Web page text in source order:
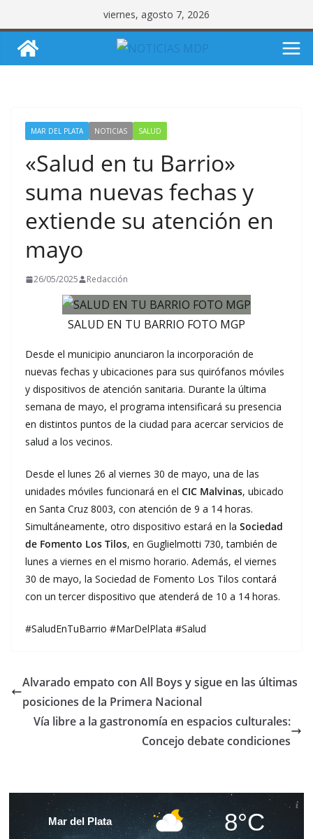
al
contenido
viernes, agosto 7, 2026
MAR DEL PLATA NOTICIAS SALUD
«Salud en tu Barrio»
suma nuevas fechas y
extiende su atención en
mayo
26/05/2025 Redacción
SALUD EN TU BARRIO FOTO MGP
Desde el municipio anunciaron la incorporación de
nuevas fechas y ubicaciones para sus quirófanos móviles
y dispositivos de atención sanitaria. Durante la última
semana de mayo, el programa intensificará su presencia
en distintos puntos de la ciudad para acercar servicios de
salud a los vecinos.
Desde el lunes 26 al viernes 30 de mayo, una de las
unidades móviles funcionará en el CIC Malvinas, ubicado
en Santa Cruz 8003, con atención de 9 a 14 horas.
Simultáneamente, otro dispositivo estará en la Sociedad
de Fomento Los Tilos, en Guglielmotti 730, también de
lunes a viernes en el mismo horario. Además, el viernes
30 de mayo, la Sociedad de Fomento Los Tilos contará
con un tercer dispositivo que atenderá de 10 a 14 horas.
#SaludEnTuBarrio #MarDelPlata #Salud
Alvarado empato con All Boys y sigue en las últimas
posiciones de la Primera Nacional
Vía libre a la gastronomía en espacios culturales:
Concejo debate condiciones
Mar del Plata 8°C